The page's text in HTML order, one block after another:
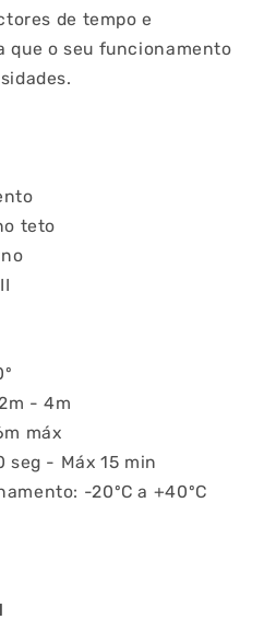
de tempo e
que o seu funcionamento
teto
- 4m
máx
seg - Máx 15 min
-20ºC a +40ºC